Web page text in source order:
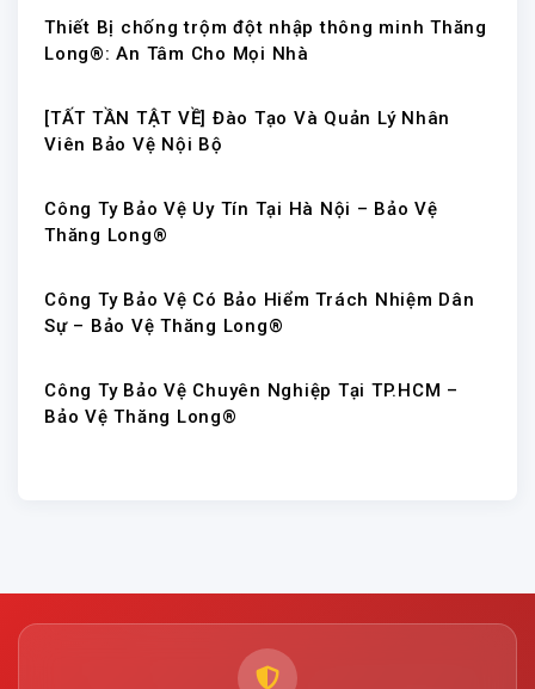
Thiết Bị chống trộm đột nhập thông minh Thăng
Long®: An Tâm Cho Mọi Nhà
[TẤT TẦN TẬT VỀ] Đào Tạo Và Quản Lý Nhân
Viên Bảo Vệ Nội Bộ
Công Ty Bảo Vệ Uy Tín Tại Hà Nội – Bảo Vệ
Thăng Long®
Công Ty Bảo Vệ Có Bảo Hiểm Trách Nhiệm Dân
Sự – Bảo Vệ Thăng Long®
Công Ty Bảo Vệ Chuyên Nghiệp Tại TP.HCM –
Bảo Vệ Thăng Long®